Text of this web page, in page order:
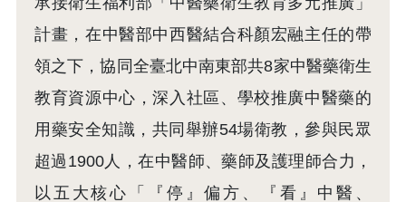
計畫，在中醫部中西醫結合科顏宏融主任的帶
領之下，協同全臺北中南東部共8家中醫藥衛生
教育資源中心，深入社區、學校推廣中醫藥的
用藥安全知識，共同舉辦54場衛教，參與民眾
超過1900人，在中醫師、藥師及護理師合力，
以五大核心「『停』偏方、『看』中醫、